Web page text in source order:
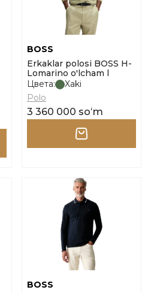
BOSS
Erkaklar polosi BOSS H-
Lomarino o'lcham l
Цвета:
Xaki
Polo
3 360 000 soʻm
BOSS